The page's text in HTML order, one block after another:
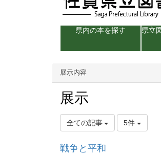
県内の本を探す
県立
展示内容
展示
全ての記事 5件
戦争と平和